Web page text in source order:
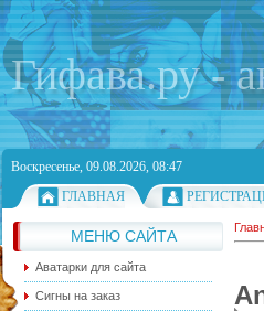
Гифава.ру -
Воскресенье, 09.08.2026, 08:47
ГЛАВНАЯ
МЕНЮ САЙТА
Аватарки для сайта
Сигны на заказ